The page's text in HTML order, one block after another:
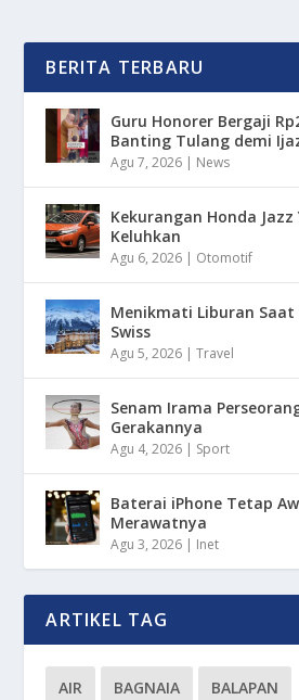
BERITA TERBARU
Guru Honorer Bergaji
Banting Tulang demi
Agu 7, 2026 | News
Kekurangan Honda Jazz
Keluhkan
Agu 6, 2026 | Otomotif
Menikmati Liburan Saat
Swiss
Agu 5, 2026 |Travel
Senam Irama
Gerakannya
Agu 4, 2026 | Sport
Baterai iPhone Tetap
Merawatnya
Agu 3, 2026 | Inet
ARTIKEL TAG
AIR BAGNAIA BALAPAN